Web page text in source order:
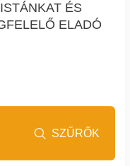
ÉS
ELADÓ
 SZŰRŐK